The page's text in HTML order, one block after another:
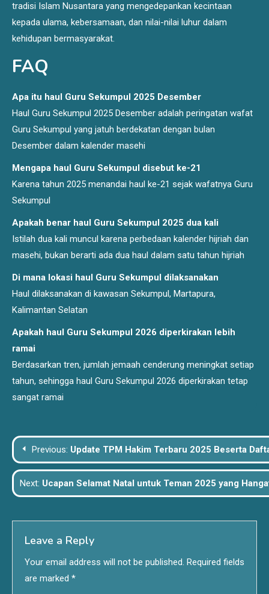
tradisi Islam Nusantara yang mengedepankan kecintaan
kepada ulama, kebersamaan, dan nilai-nilai luhur dalam
kehidupan bermasyarakat.
FAQ
Apa itu haul Guru Sekumpul 2025 Desember
Haul Guru Sekumpul 2025 Desember adalah peringatan wafat
Guru Sekumpul yang jatuh berdekatan dengan bulan
Desember dalam kalender masehi
Mengapa haul Guru Sekumpul disebut ke-21
Karena tahun 2025 menandai haul ke-21 sejak wafatnya Guru
Sekumpul
Apakah benar haul Guru Sekumpul 2025 dua kali
Istilah dua kali muncul karena perbedaan kalender hijriah dan
masehi, bukan berarti ada dua haul dalam satu tahun hijriah
Di mana lokasi haul Guru Sekumpul dilaksanakan
Haul dilaksanakan di kawasan Sekumpul, Martapura,
Kalimantan Selatan
Apakah haul Guru Sekumpul 2026 diperkirakan lebih
ramai
Berdasarkan tren, jumlah jemaah cenderung meningkat setiap
tahun, sehingga haul Guru Sekumpul 2026 diperkirakan tetap
sangat ramai
Post
navigation
Previous: Update TPM Hakim Terbaru 2025 Beserta
Next: Ucapan Selamat Natal untuk Teman 2025 yang
Leave a Reply
Your email address will not be published. Required fields
are marked *